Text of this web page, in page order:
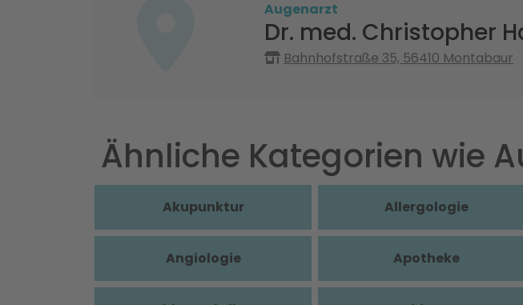
Augenarzt
Dr. med. Christopher
Bahnhofstraße 35, 56410 Montabaur
Ähnliche Kategorien wie
Akupunktur Allergologie
Angiologie Apotheke